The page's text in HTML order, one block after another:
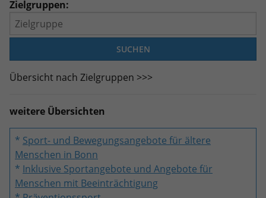
Zielgruppen:
Übersicht nach Zielgruppen >>>
weitere Übersichten
* Sport- und Bewegungsangebote für ältere
Menschen in Bonn
* Inklusive Sportangebote und Angebote für
Menschen mit Beeinträchtigung